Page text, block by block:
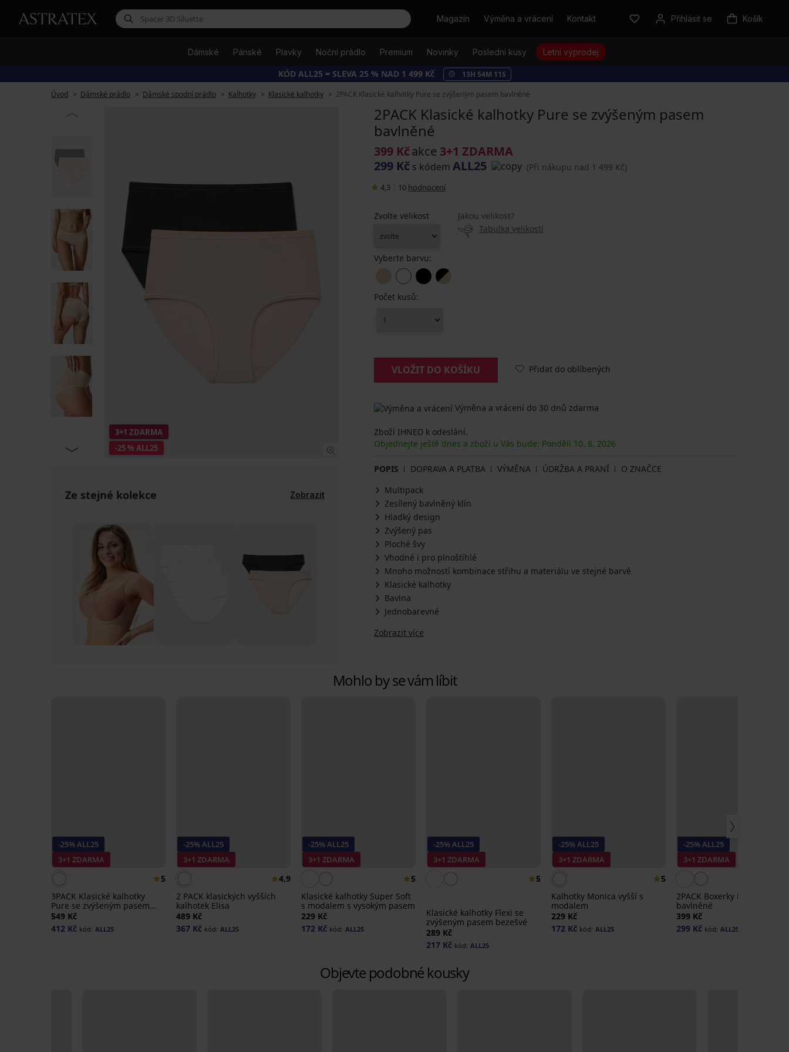
HledatMagazín Výměna a vrácení Kontakt Přihlásit se Košík
Dámské Pánské Plavky Noční prádlo Premium Novinky Poslední kusy Letní výprodej
KÓD ALL25 = SLEVA 25 % NAD 1 499 Kč 13H 54M 10S
Úvod
Dámské prádlo Dámské spodní prádlo Kalhotky Klasické kalhotky 2PACK Klasické kalhotky Pure se zvýšeným pasem bavlněné
3+1 ZDARMA
-25 % ALL25
Ze stejné kolekce Zobrazit
2PACK Klasické kalhotky Pure se zvýšeným pasem
bavlněné
399 Kčakce 3+1 ZDARMA
299 Kč s kódem ALL25 (Při nákupu nad 1 499 Kč)
4,3 10 hodnocení
Zvolte velikost
Jakou velikost?
Tabulka velikostí
Vyberte barvu:
Počet kusů:
VLOŽIT DO KOŠÍKU Přidat do oblíbených
Výměna a vrácení do 30 dnů zdarma
Zboží IHNED k odeslání.
Objednejte ještě dnes a zboží u Vás bude: Pondělí 10. 8. 2026
POPIS DOPRAVA A PLATBA VÝMĚNA ÚDRŽBA A PRANÍ
O ZNAČCE
Multipack
Zesílený bavlněný klín
Hladký design
Zvýšený pas
Ploché švy
Vhodné i pro plnoštíhlé
Mnoho možností kombinace střihu a materiálu ve stejné barvě
Klasické kalhotky
Bavlna
Jednobarevné
Zobrazit více
Mohlo by se vám líbit
-25% ALL25
3+1 ZDARMA
5
3PACK Klasické kalhotky
Pure se zvýšeným pasem
bavlněné
549 Kč
412 Kč kód: ALL25
-25% ALL25
3+1 ZDARMA
4,9
2 PACK klasických vyšších
kalhotek Elisa
489 Kč
367 Kč kód: ALL25
-25% ALL25
3+1 ZDARMA
5
Klasické kalhotky Super Soft
s modalem s vysokým pasem
229 Kč
172 Kč kód: ALL25
-25% ALL25
3+1 ZDARMA
5
Klasické kalhotky Flexi se
zvýšeným pasem bezešvé
289 Kč
217 Kč kód: ALL25
-25% ALL25
3+1 ZDARMA
5
Kalhotky Monica vyšší s
modalem
229 Kč
172 Kč kód: ALL25
-25% ALL25
3+1 ZDARMA
2PACK Boxerky Paola
bavlněné
399 Kč
299 Kč kód: ALL25
Objevte podobné kousky